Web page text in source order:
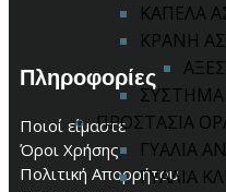
ΚΑΠΕΛΑ
ΚΡΑΝΗ
ΠΡΟΣΤΑΣΙΑ
ΓΥΑΛΙΑ
ΓΥΑΛΙΑ
Πληροφορίες
Ποιοί είμαστε
Όροι Χρήσης
Πολιτική Απορρήτου